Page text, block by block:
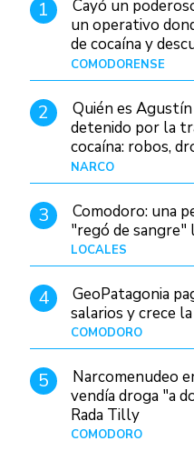
1
Cayó un
un operativo
de cocaína y
Patagonia
COMODORENSE
2
Quién es
detenido por la
cocaína: robos,
judiciales
NARCO
3
Comodoro: una
"regó de sangre"
LOCALES
4
GeoPatagonia
salarios y crece
COMODORO
5
Narcomenudeo
vendía droga "a
Rada Tilly
COMODORO